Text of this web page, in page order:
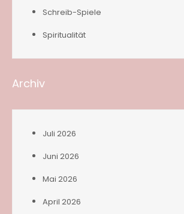
Schreib-Spiele
Spiritualität
Archiv
Juli 2026
Juni 2026
Mai 2026
April 2026